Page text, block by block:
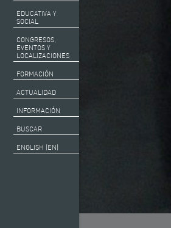
EDUCATIVA Y
SOCIAL
CONGRESOS,
EVENTOS Y
LOCALIZACIONES
FORMACIÓN
ACTUALIDAD
INFORMACIÓN
BUSCAR
ENGLISH (EN)